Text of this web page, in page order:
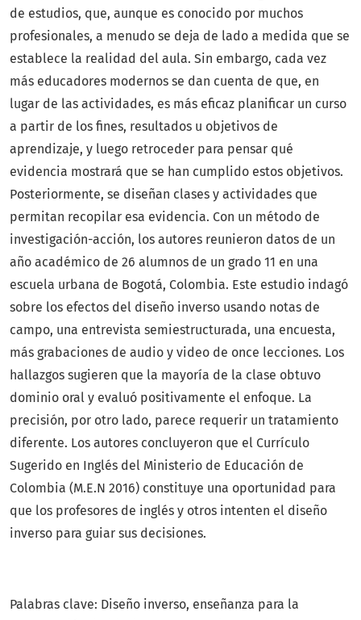
de estudios, que, aunque es conocido por muchos
profesionales, a menudo se deja de lado a medida que se
establece la realidad del aula. Sin embargo, cada vez
más educadores modernos se dan cuenta de que, en
lugar de las actividades, es más eficaz planificar un curso
a partir de los fines, resultados u objetivos de
aprendizaje, y luego retroceder para pensar qué
evidencia mostrará que se han cumplido estos objetivos.
Posteriormente, se diseñan clases y actividades que
permitan recopilar esa evidencia. Con un método de
investigación-acción, los autores reunieron datos de un
año académico de 26 alumnos de un grado 11 en una
escuela urbana de Bogotá, Colombia. Este estudio indagó
sobre los efectos del diseño inverso usando notas de
campo, una entrevista semiestructurada, una encuesta,
más grabaciones de audio y video de once lecciones. Los
hallazgos sugieren que la mayoría de la clase obtuvo
dominio oral y evaluó positivamente el enfoque. La
precisión, por otro lado, parece requerir un tratamiento
diferente. Los autores concluyeron que el Currículo
Sugerido en Inglés del Ministerio de Educación de
Colombia (M.E.N 2016) constituye una oportunidad para
que los profesores de inglés y otros intenten el diseño
inverso para guiar sus decisiones.
Palabras clave: Diseño inverso, enseñanza para la